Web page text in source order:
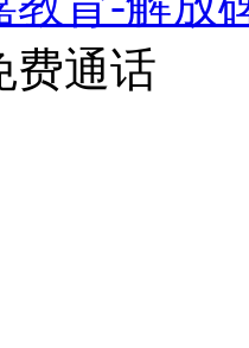
费通话